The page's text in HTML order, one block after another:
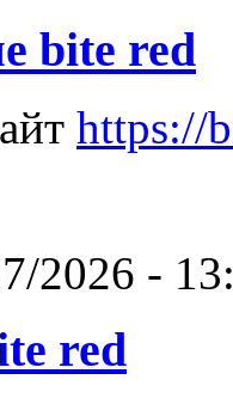
bite red
https://
2026 -
red